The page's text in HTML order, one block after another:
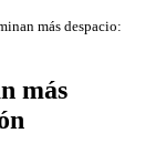
más despacio:
más